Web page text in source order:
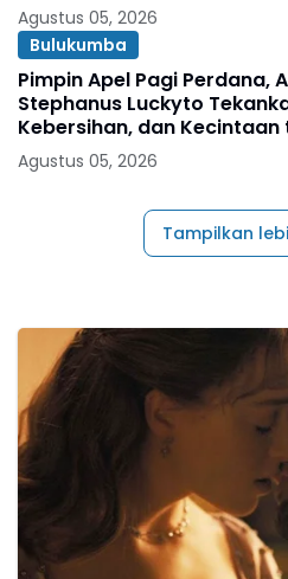
Agustus 05, 2026
Bulukumba
Pimpin Apel Pagi Perdana,
Stephanus Luckyto
Kebersihan, dan
Organisasi
Agustus 05, 2026
Tampilkan